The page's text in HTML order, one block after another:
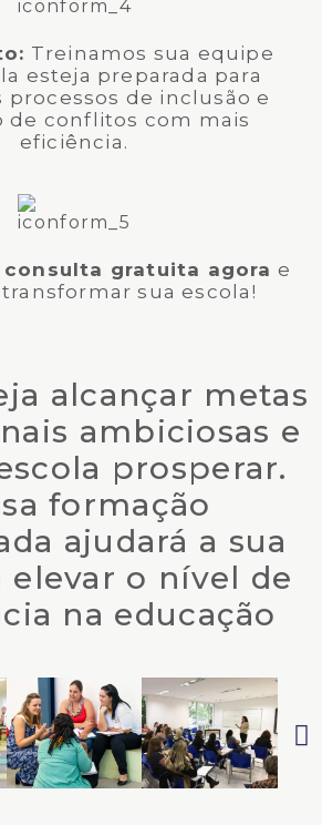
Treinamos sua equipe
esteja preparada para
processos de inclusão e
de conflitos com mais
eficiência.
consulta gratuita agora e
sua escola!
alcançar metas
ambiciosas e
prosperar.
formação
ajudará a sua
elevar o nível de
na educação